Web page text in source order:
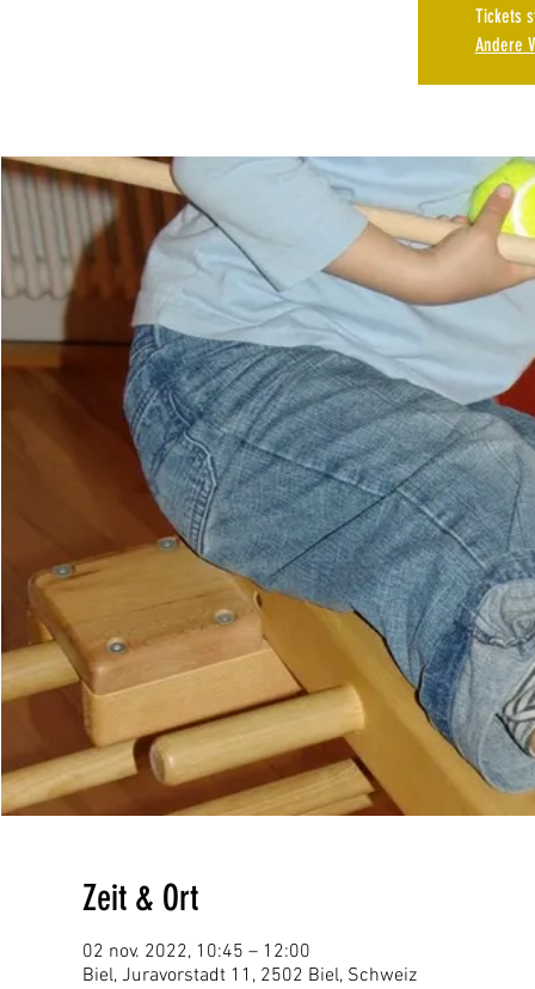
Tickets
Andere
Zeit & Ort
02 nov. 2022, 10:45 – 12:00
Biel, Juravorstadt 11, 2502 Biel, Schweiz